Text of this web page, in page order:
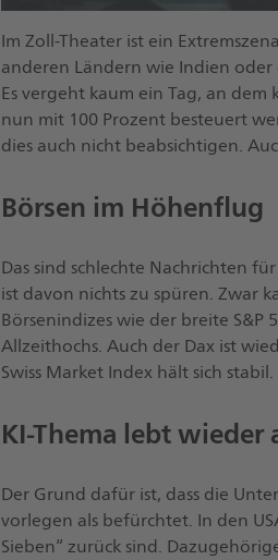
Im Zoll-Theater ist ein
anderen Ländern wie Indien oder
Es vergeht kaum ein Tag, an
nun mit 100 Prozent besteuert
dies auch nicht beabsichtigen.
Börsen im Höhenflug
Das sind schlechte Nachrichten
ist davon nichts zu spüren. Zwar
Börsenindizes wie der breite
Allzeithochs. Auch der Dax ist
Swiss Market Index hält sich stabil.
KI-Thema lebt wieder
Der Grund dafür ist, dass die
vorlegen als befürchtet. In den
Sieben“ zurück sind.